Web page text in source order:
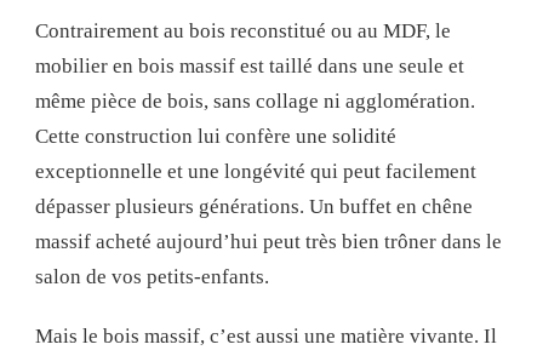
Contrairement au bois reconstitué ou au MDF, le
mobilier en bois massif est taillé dans une seule et
même pièce de bois, sans collage ni agglomération.
Cette construction lui confère une solidité
exceptionnelle et une longévité qui peut facilement
dépasser plusieurs générations. Un buffet en chêne
massif acheté aujourd’hui peut très bien trôner dans le
salon de vos petits-enfants.
Mais le bois massif, c’est aussi une matière vivante. Il